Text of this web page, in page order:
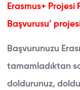
Erasmus+
Başvurusu’
Başvurunuzu
tamamladıktan
doldurunuz,